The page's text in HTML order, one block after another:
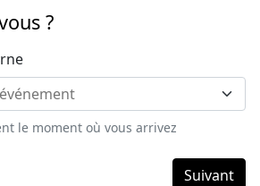
?
le moment où vous arrivez
Suivant